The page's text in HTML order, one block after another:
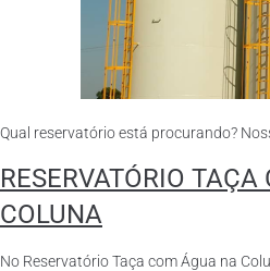
Qual reservatório está procurando?
RESERVATÓRIO
COLUNA
No Reservatório Taça com Água na